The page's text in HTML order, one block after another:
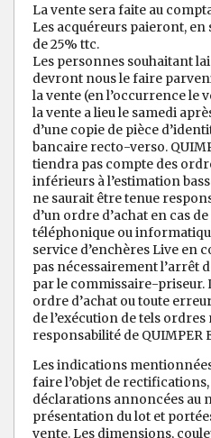
La vente sera faite au
Les acquéreurs paieront, en
de 25% ttc.
Les personnes souhaitant
devront nous le faire
la vente (en l’occurrence le
la vente a lieu le samedi
d’une copie de pièce
bancaire recto-verso.
tiendra pas compte des
inférieurs à l’estimation
ne saurait être tenue
d’un ordre d’achat en cas
téléphonique ou
service d’enchères Live en
pas nécessairement l’arrêt
par le commissaire-priseur.
ordre d’achat ou toute
de l’exécution de tels ordres
responsabilité de QUIMPER
Les indications
faire l’objet de
déclarations annoncées au
présentation du lot et
vente. Les dimensions,